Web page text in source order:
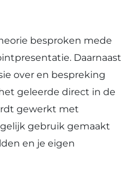
besproken mede
Daarnaast
over en bespreking
geleerde direct in de
gewerkt met
gebruik gemaakt
en je eigen